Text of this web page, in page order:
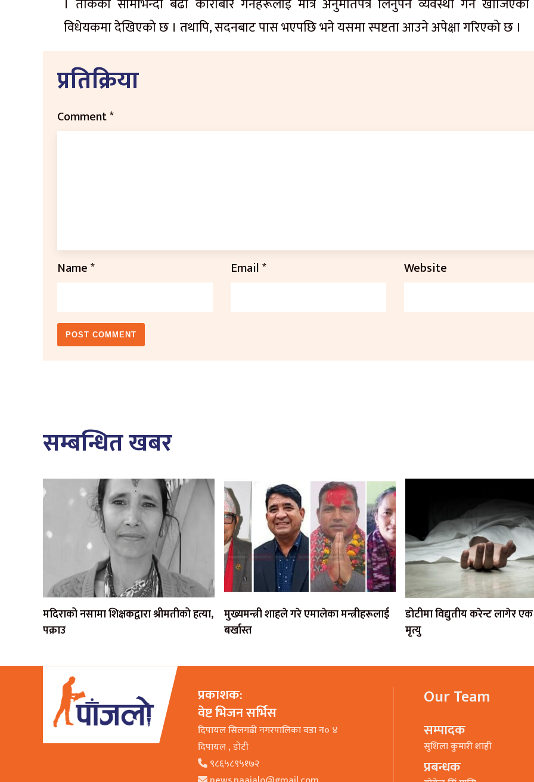
। तोकेको सीमाभन्दा बढी कारोबार गर्नेहरूलाई मात्रै अनुमतिपत्र लिनुपर्ने व्यवस्था गर्न
विधेयकमा देखिएको छ । तथापि, सदनबाट पास भएपछि भने यसमा स्पष्टता आउने अपेक्षा गरिएको छ ।
प्रतिक्रिया
Comment*
Name* Email* Website
सम्बन्धित खबर
मदिराको नसामा शिक्षकद्वारा श्रीमतीको हत्या,
पक्राउ
मुख्यमन्त्री शाहले गरे एमालेका मन्त्रीहरूलाई
बर्खास्त
डोटीमा विद्युतीय करेन्ट लागेर
मृत्यु
प्रकाशक:
वेष्ट भिजन सर्भिस
दिपायल सिलगढी नगरपालिका वडा न० ४
दिपायल , डाेटी
९८६५८९५१७२
Our Team
सम्पादक
सुशिला कुमारी शाही
प्रबन्धक